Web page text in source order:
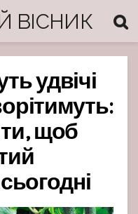
ВІСНИК
удвічі
щоб